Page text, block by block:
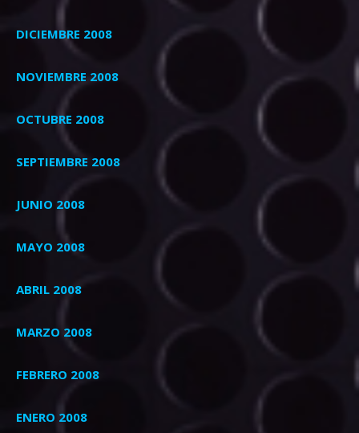
DICIEMBRE 2008
NOVIEMBRE 2008
OCTUBRE 2008
SEPTIEMBRE 2008
JUNIO 2008
MAYO 2008
ABRIL 2008
MARZO 2008
FEBRERO 2008
ENERO 2008